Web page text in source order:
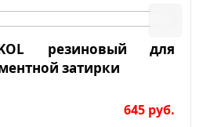
резиновый для
затирки
645 руб.